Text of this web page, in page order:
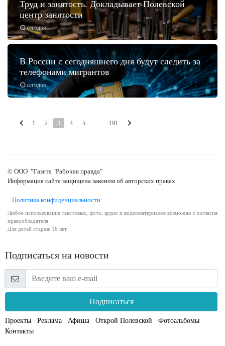
сегодня
Труд и занятость. Докладывает Полевской
центр занятости
сегодня
В России с сегодняшнего дня будут следить за
телефонами мигрантов
1 2 3 4 5 ... 191
© ООО "Газета "Рабочая правда"
Информация сайта защищена законом об авторских правах.
Политика конфиденциальности
Любое использование текстовых, фото, аудио и видеоматериалов возможно с согласия
правообладателя.
Для детей старше 16 лет.
Подписаться на новости
Подписаться
Проекты Реклама Афиша Открой Полевской
Фотоальбомы
Контакты